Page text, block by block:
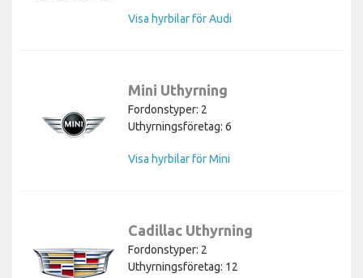
Visa hyrbilar för Audi
Mini Uthyrning
Fordonstyper: 2
Uthyrningsföretag: 6
Visa hyrbilar för Mini
Cadillac Uthyrning
Fordonstyper: 2
Uthyrningsföretag: 12